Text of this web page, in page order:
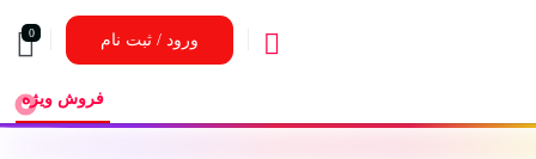
ورود / ثبت نام 0
فروش ویژه